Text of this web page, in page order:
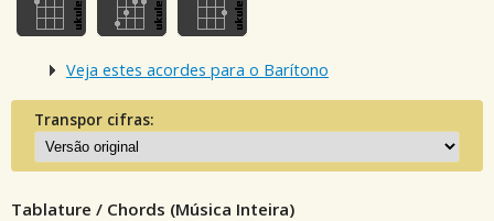
Veja estes acordes para o Barítono
Transpor cifras:
Tablature / Chords (Música Inteira)